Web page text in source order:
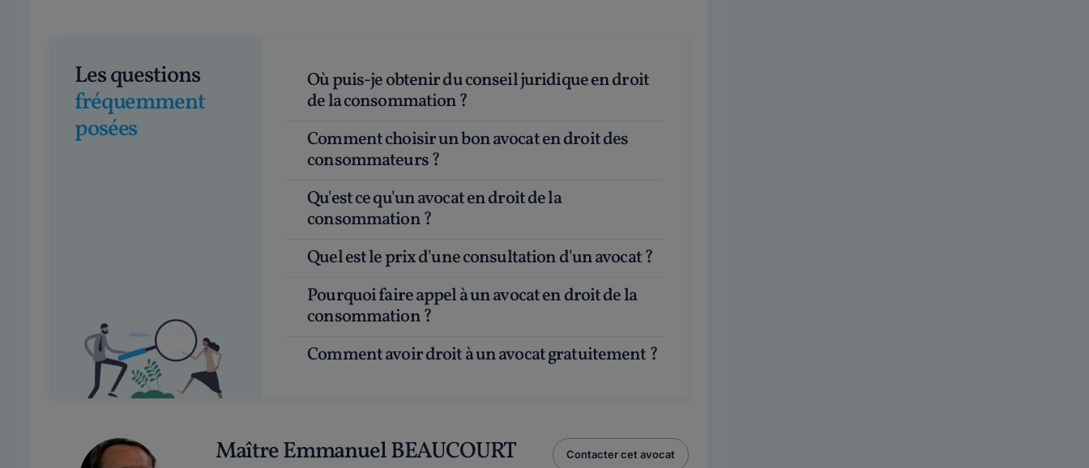
Les questions
fréquemment
posées
Où puis-je obtenir du conseil juridique en droit
de la consommation ?
Comment choisir un bon avocat en droit des
consommateurs ?
Qu'est ce qu'un avocat en droit de la
consommation ?
Quel est le prix d'une consultation d'un avocat ?
Pourquoi faire appel à un avocat en droit de la
consommation ?
Comment avoir droit à un avocat gratuitement ?
Maître Emmanuel BEAUCOURT Contacter cet avocat